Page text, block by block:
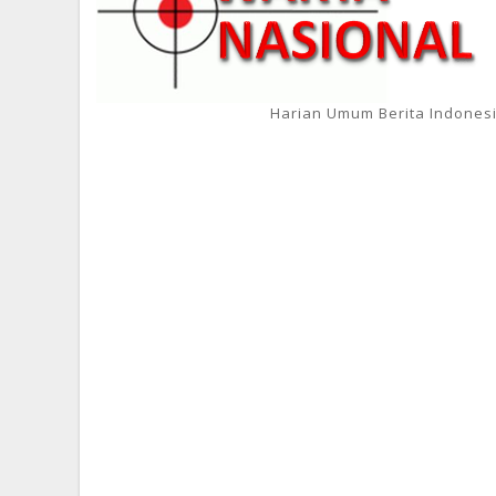
Harian Umum Berita